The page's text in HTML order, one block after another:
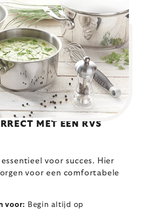
MET EEN RVS
voor succes. Hier
voor een comfortabele
voor: Begin altijd op